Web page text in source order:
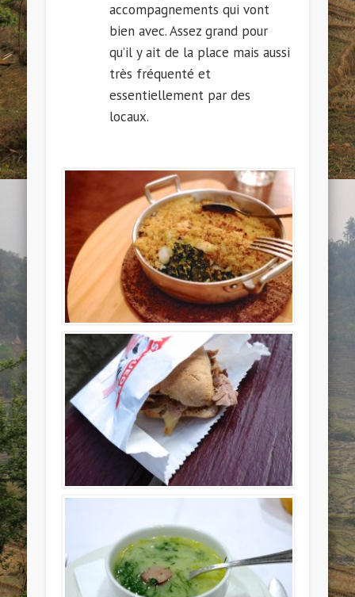
accompagnements qui vont
bien avec. Assez grand pour
qu’il y ait de la place mais aussi
très fréquenté et
essentiellement par des
locaux.